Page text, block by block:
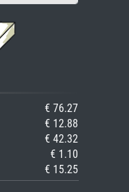
€ 76.27
€ 12.88
€ 42.32
€ 1.10
€ 15.25